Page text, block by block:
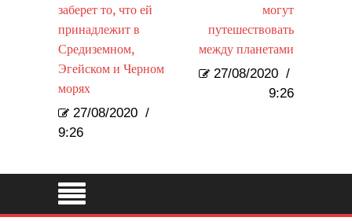
заберет то, что ей
принадлежит в
Средиземном,
Эгейском и Черном
морях
27/08/2020 /
9:26
могут
путешествовать
между планетами
27/08/2020 /
9:26